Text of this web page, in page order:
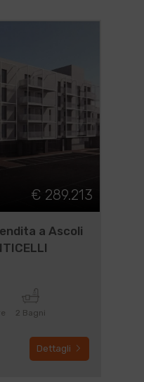
€ 289.213
a Ascoli
2 Bagni
Dettagli